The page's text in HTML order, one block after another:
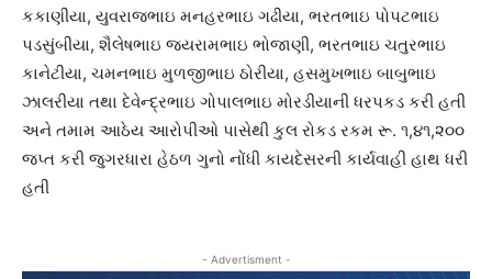
કકાણીયા, યુવરાજભાઇ મનહરભાઇ ગઢીયા, ભરતભાઇ પોપટભાઇ
પડસુંબીયા, શૈલેષભાઇ જયરામભાઇ ભોજાણી, ભરતભાઇ ચતુરભાઇ
કાનેટીયા, ચમનભાઇ મુળજીભાઇ ઠોરીયા, હસમુખભાઇ બાબુભાઇ
ઝાલરીયા તથા દેવેન્દ્રભાઇ ગોપાલભાઇ મોરડીયાની ધરપકડ કરી હતી
અને તમામ આઠેય આરોપીઓ પાસેથી કુલ રોકડ રકમ રૂ. ૧,૪૧,૨૦૦
જપ્ત કરી જુગરધારા હેઠળ ગુનો નોંધી કાયદેસરની કાર્યવાહી હાથ ધરી
હતી
- Advertisment -